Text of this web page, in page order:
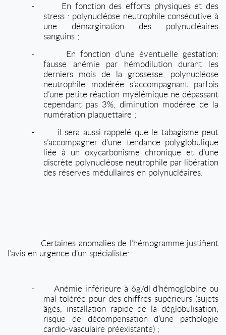
-
En fonction des efforts physiques et des
stress : polynucléose neutrophile consécutive à
une démargination des polynucléaires
sanguins ;
-
En fonction d’une éventuelle gestation:
fausse anémie par hémodilution durant les
derniers mois de la grossesse, polynucléose
neutrophile modérée s’accompagnant parfois
d’une petite réaction myélémique ne dépassant
cependant pas 3%, diminution modérée de la
numération plaquettaire ;
-
il sera aussi rappelé que le tabagisme peut
s’accompagner d’une tendance polyglobulique
liée à un oxycarbonisme chronique et d’une
discrète polynucléose neutrophile par libération
des réserves médullaires en polynucléaires.
Certaines anomalies de l’hémogramme justifient
l’avis en urgence d’un spécialiste:
-
Anémie inférieure à 6g/dl d’hémoglobine ou
mal tolérée pour des chiffres supérieurs (sujets
âgés, installation rapide de la déglobulisation,
risque de décompensation d’une pathologie
cardio-vasculaire préexistante) ;